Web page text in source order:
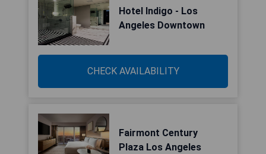
Hotel Indigo - Los
Angeles Downtown
CHECK AVAILABILITY
Fairmont Century
Plaza Los Angeles